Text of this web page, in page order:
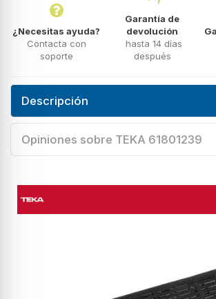
¿Necesitas ayuda?
Contacta con
soporte
Garantía de
devolución
hasta 14 días
después
Descripción
Opiniones sobre TEKA 61801239